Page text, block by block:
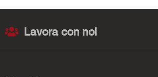
Lavora con noi